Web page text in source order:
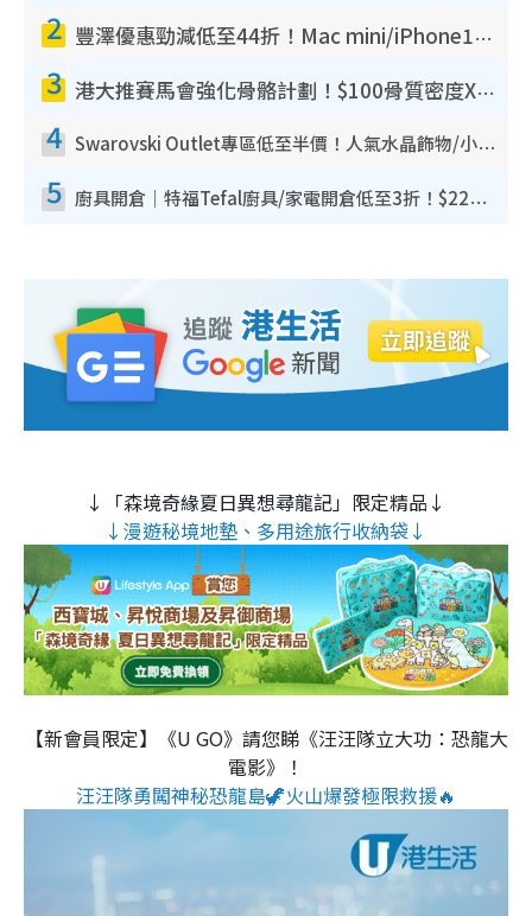
2 豐澤優惠勁減低至44折！Mac mini/iPhone17Pro大減價！廚房家電$220起
3 港大推賽馬會強化骨骼計劃！$100骨質密度X光檢查 完成免費運動訓練送超市禮券！附參加資格
4 Swarovski Outlet專區低至半價！人氣水晶飾物/小擺設$138起！迪士尼款/水晶高跟鞋都有平
5 廚具開倉｜特福Tefal廚具/家電開倉低至3折！$220起買平底鍋/炒鑊/湯煲！電飯煲/吸塵機/燙斗$418起
↓「森境奇緣夏日異想尋龍記」限定精品↓
↓漫遊秘境地墊、多用途旅行收納袋↓
【新會員限定】《U GO》請您睇《汪汪隊立大功：恐龍大
電影》！
汪汪隊勇闖神秘恐龍島🦖火山爆發極限救援🔥